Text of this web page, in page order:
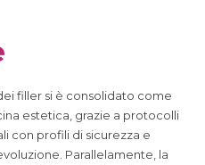
filler si è consolidato come
estetica, grazie a protocolli
con profili di sicurezza e
Parallelamente, la